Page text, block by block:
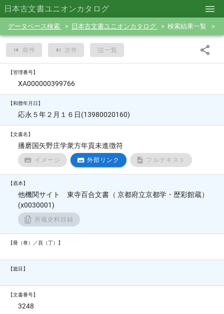
日本古文書ユニオンカタログ
データベース検索 日本古文書ユニオンカタログ 検索結果一覧
前件 次件 一覧
【管理番号】
XA000000399766
【和暦年月日】
応永５年２月１６日(13980020160)
【文書名】
播磨国矢野庄学衆方年貢未進徴符
イメージ 外部リンク フルテキスト
【底本】
他機関サイト 東寺百合文書（ 京都府立京都学・歴彩館蔵）
(x0030001)
所蔵史料目録
【冊（巻）／頁（丁）】
【篇目】
【文書番号】
3248